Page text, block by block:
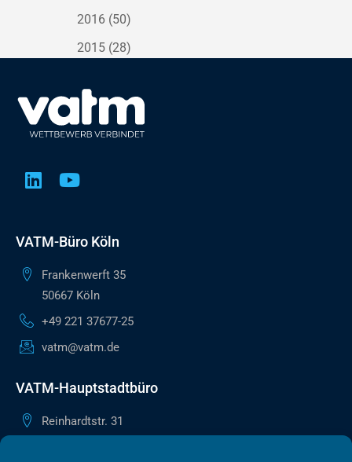
2016 (50)
2015 (28)
VATM-Büro Köln
Frankenwerft 35
50667 Köln
+49 221 37677-25
vatm@vatm.de
VATM-Hauptstadtbüro
Reinhardtstr. 31